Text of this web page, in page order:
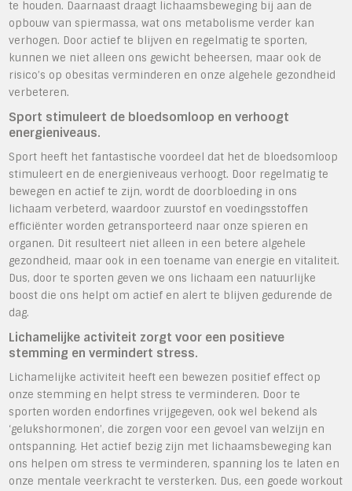
te houden. Daarnaast draagt lichaamsbeweging bij aan de
opbouw van spiermassa, wat ons metabolisme verder kan
verhogen. Door actief te blijven en regelmatig te sporten,
kunnen we niet alleen ons gewicht beheersen, maar ook de
risico’s op obesitas verminderen en onze algehele gezondheid
verbeteren.
Sport stimuleert de bloedsomloop en verhoogt
energieniveaus.
Sport heeft het fantastische voordeel dat het de bloedsomloop
stimuleert en de energieniveaus verhoogt. Door regelmatig te
bewegen en actief te zijn, wordt de doorbloeding in ons
lichaam verbeterd, waardoor zuurstof en voedingsstoffen
efficiënter worden getransporteerd naar onze spieren en
organen. Dit resulteert niet alleen in een betere algehele
gezondheid, maar ook in een toename van energie en vitaliteit.
Dus, door te sporten geven we ons lichaam een natuurlijke
boost die ons helpt om actief en alert te blijven gedurende de
dag.
Lichamelijke activiteit zorgt voor een positieve
stemming en vermindert stress.
Lichamelijke activiteit heeft een bewezen positief effect op
onze stemming en helpt stress te verminderen. Door te
sporten worden endorfines vrijgegeven, ook wel bekend als
‘gelukshormonen’, die zorgen voor een gevoel van welzijn en
ontspanning. Het actief bezig zijn met lichaamsbeweging kan
ons helpen om stress te verminderen, spanning los te laten en
onze mentale veerkracht te versterken. Dus, een goede workout